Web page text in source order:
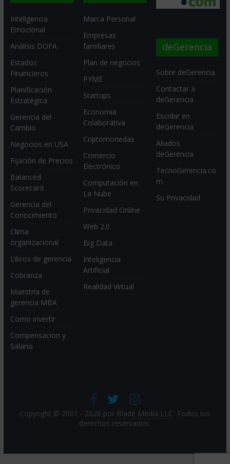
Inteligencia
Emocional
Análisis DOFA
Estados
Financieros
Planificación
Estratégica
Gerencia del
Cambio
Negocios en USA
Fijación de Precios
Balanced
Scorecard
Gerencia del
Conocimiento
Clima
organizacional
Libros de gerencia
Cobranza
Maestría de
gerencia MBA
Como invertir
Compensacion y
Salario
Marca Personal
Empresas
familiares
Plan de negocios
PYME
Startups
Economia
Colaborativa
Criptomonedas
Comercio
Electrónico
Computación en
La Nube
Privacidad Online
Web 2.0
Big Data
Inteligencia
Artificial
Realidad Virtual
deGerencia
Sobre deGerencia
Contactar a
deGerencia
Escribir en
deGerencia
Aliados
deGerencia
TecnoGerencia.co
m
Su Privacidad
Copyright © 2001 - 2026 por Blade Media LLC. Todos los
derechos reservados.